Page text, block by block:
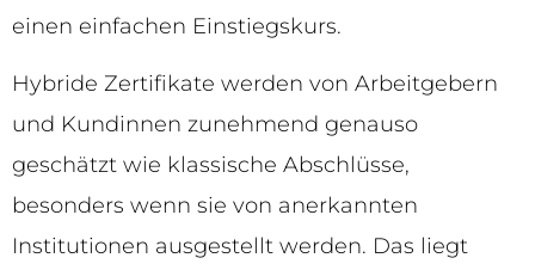
einen einfachen Einstiegskurs.
Hybride Zertifikate werden von Arbeitgebern
und Kundinnen zunehmend genauso
geschätzt wie klassische Abschlüsse,
besonders wenn sie von anerkannten
Institutionen ausgestellt werden. Das liegt